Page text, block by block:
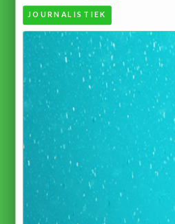
JOURNALISTIEK